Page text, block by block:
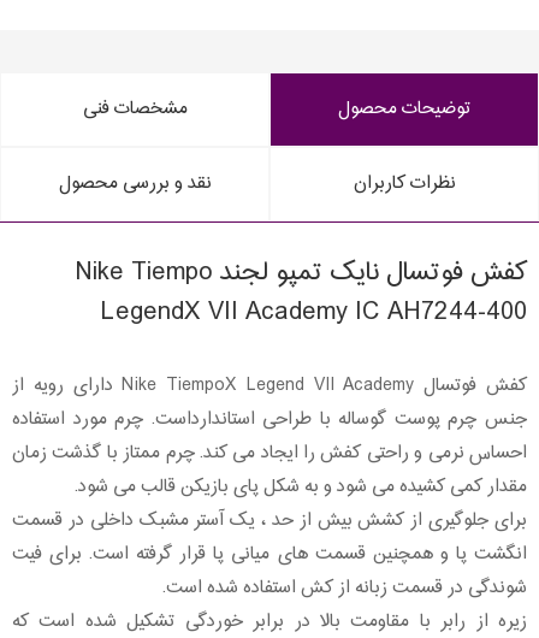
توضیحات محصول مشخصات فنی
نظرات کاربران نقد و بررسی محصول
کفش فوتسال نایک تمپو لجند Nike Tiempo
LegendX VII Academy IC AH7244-400
کفش فوتسال Nike TiempoX Legend VII Academy دارای رویه از
جنس چرم پوست گوساله با طراحی استاندارداست. چرم مورد استفاده
احساس نرمی و راحتی کفش را ایجاد می کند. چرم ممتاز با گذشت زمان
مقدار کمی کشیده می شود و به شکل پای بازیکن قالب می شود.
برای جلوگیری از کشش بیش از حد ، یک آستر مشبک داخلی در قسمت
انگشت پا و همچنین قسمت های میانی پا قرار گرفته است. برای فیت
شوندگی در قسمت زبانه از کش استفاده شده است.
زیره از رابر با مقاومت بالا در برابر خوردگی تشکیل شده است که